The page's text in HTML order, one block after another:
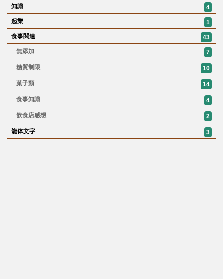
知識
4
起業
1
食事関連
43
無添加
7
糖質制限 10
菓子類 14
食事知識 4
飲食店感想 2
龍体文字 3